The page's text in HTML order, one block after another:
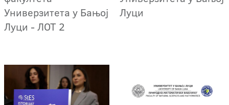
Универзитета у Бањој
Луци - ЛОТ 2
Луци